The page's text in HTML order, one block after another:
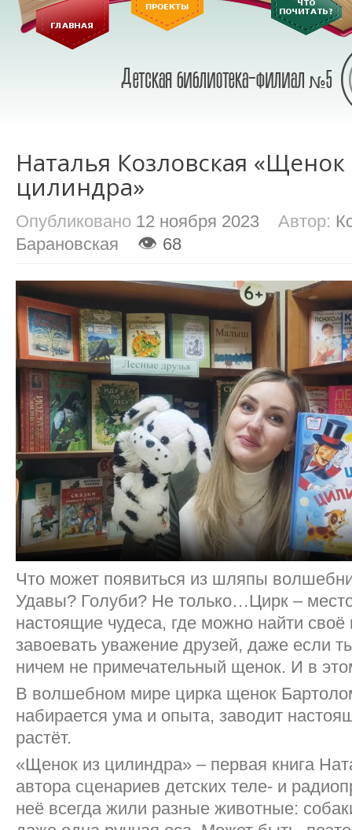
Наталья Козловская «Щенок
цилиндра»
Опубликовано 12 ноября 2023 Автор:
Барановская
👁 68
Что может появиться из шляпы
Удавы? Голуби? Не только…Цирк –
настоящие чудеса, где можно найти своё
завоевать уважение друзей, даже если
ничем не примечательный щенок. И в
В волшебном мире цирка щенок
набирается ума и опыта, заводит
растёт.
«Щенок из цилиндра» – первая книга
автора сценариев детских теле- и
неё всегда жили разные животные: